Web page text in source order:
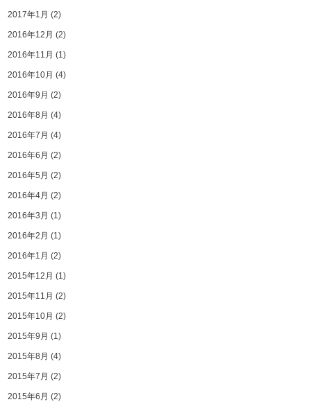
2017年1月 (2)
2016年12月 (2)
2016年11月 (1)
2016年10月 (4)
2016年9月 (2)
2016年8月 (4)
2016年7月 (4)
2016年6月 (2)
2016年5月 (2)
2016年4月 (2)
2016年3月 (1)
2016年2月 (1)
2016年1月 (2)
2015年12月 (1)
2015年11月 (2)
2015年10月 (2)
2015年9月 (1)
2015年8月 (4)
2015年7月 (2)
2015年6月 (2)